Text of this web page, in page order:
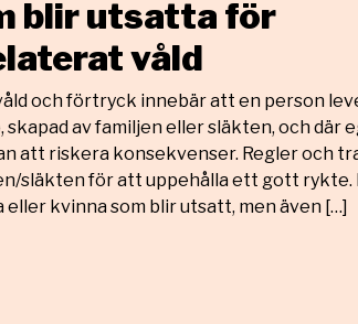
blir utsatta för
våld
och förtryck innebär att en person
av familjen eller släkten, och där
att riskera konsekvenser. Regler och
släkten för att uppehålla ett gott rykte.
eller kvinna som blir utsatt, men även […]